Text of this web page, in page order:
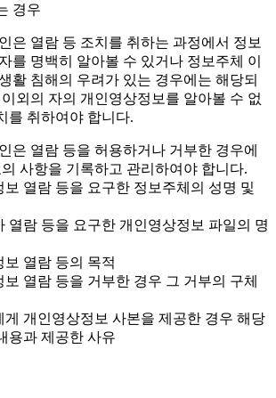
경우
은 열람 등 조치를 취하는 과정에서 정보
를 명백히 알아볼 수 있거나 정보주체 이
활 침해의 우려가 있는 경우에는 해당되
외의 자의 개인영상정보를 알아볼 수 없
를 취하여야 합니다.
은 열람 등을 허용하거나 거부한 경우에
사항을 기록하고 관리하여야 합니다.
보 열람 등을 요구한 정보주체의 성명 및
열람 등을 요구한 개인영상정보 파일의 명
보 열람 등의 목적
보 열람 등을 거부한 경우 그 거부의 구체
게 개인영상정보 사본을 제공한 경우 해당
용과 제공한 사유